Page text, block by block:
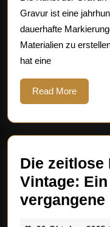
Gravur ist eine
dauerhafte
Materialien zu
hat eine
Read MoreRead
More
Die zeitlose
Vintage:
vergangene